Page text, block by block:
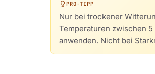
PRO-TIPP
Nur bei trockener
Temperaturen zwischen 5
anwenden. Nicht bei